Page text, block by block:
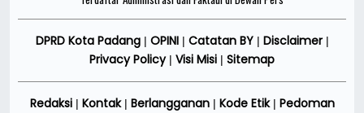
DPRD Kota Padang| OPINI Catatan BY| Disclaimer|
Privacy Policy| Visi Misi Sitemap
Redaksi| Kontak| Berlangganan| Kode Etik| Pedoman